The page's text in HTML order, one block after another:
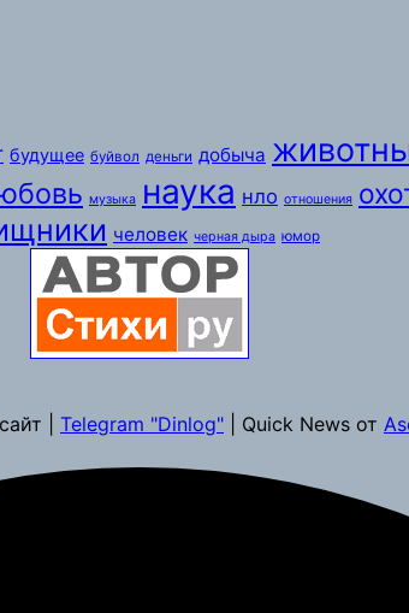
будущее буйвол деньги добыча
музыка наука нло отношения
человек черная дыра юмор
| Telegram "Dinlog" | Quick News от